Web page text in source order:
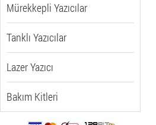
Mürekkepli Yazıcılar
Tanklı Yazıcılar
Lazer Yazıcı
Bakım Kitleri